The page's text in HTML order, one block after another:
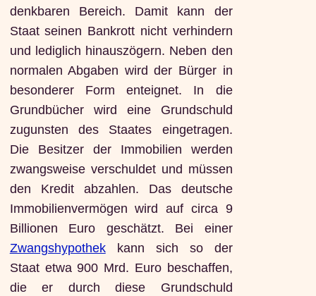
denkbaren Bereich. Damit kann der
Staat seinen Bankrott nicht verhindern
und lediglich hinauszögern. Neben den
normalen Abgaben wird der Bürger in
besonderer Form enteignet. In die
Grundbücher wird eine Grundschuld
zugunsten des Staates eingetragen.
Die Besitzer der Immobilien werden
zwangsweise verschuldet und müssen
den Kredit abzahlen. Das deutsche
Immobilienvermögen wird auf circa 9
Billionen Euro geschätzt. Bei einer
Zwangshypothekkann sich so der
Staat etwa 900 Mrd. Euro beschaffen,
die er durch diese Grundschuld